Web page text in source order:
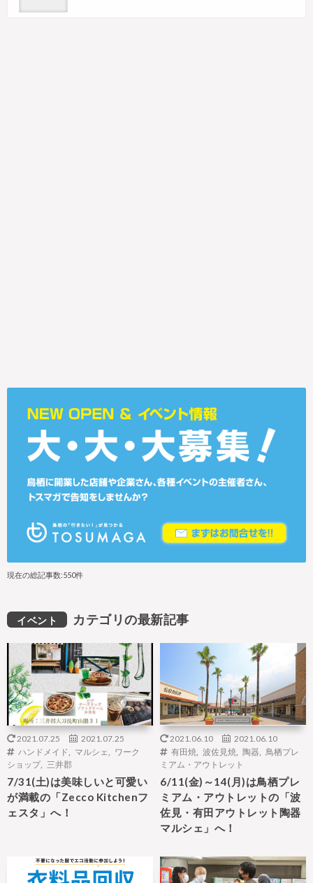
現在の総記事数:550件
イベント カテゴリの最新記事
2021.07.25 2021.07.25
ハンドメイド マルシェ
ワーク
ショップ
三井郡
7/31(土)は美味しいと可愛い
が満載の「Zecco Kitchenフ
ェスタ」へ！
2021.06.10 2021.06.10
有田焼 波佐見焼 陶器
鳥栖プレ
ミアム・アウトレット
6/11(金)～14(月)は鳥栖プレ
ミアム・アウトレットの「波
佐見・有田アウトレット陶器
マルシェ」へ！